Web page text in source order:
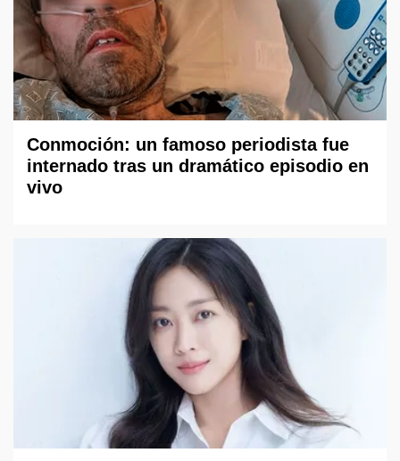
Conmoción: un famoso periodista fue
internado tras un dramático episodio en
vivo